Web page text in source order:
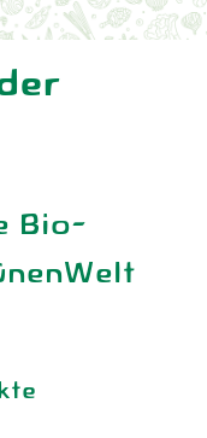
Ökokisten
Bio-